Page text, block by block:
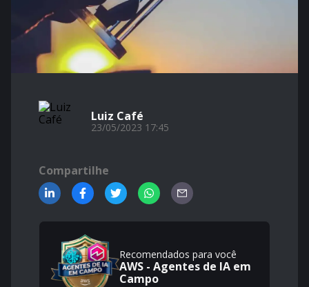
Luiz Café
23/05/2023 17:45
Compartilhe
Recomendados para você
AWS - Agentes de IA em
Campo